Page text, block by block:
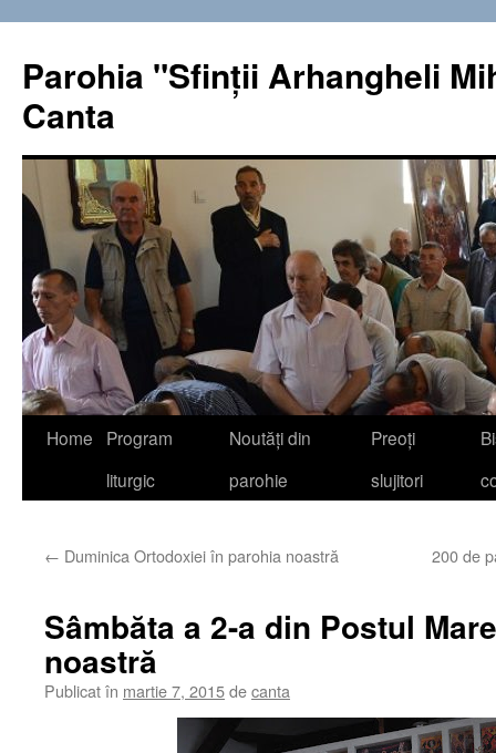
conținut
Parohia "Sfinţii Arhangheli
Canta
Home
Program
liturgic
Noutăţi din
parohie
Preoţi
slujitori
← Duminica Ortodoxiei în parohia noastră 200 de
Sâmbăta a 2-a din Postul
noastră
Publicat în martie 7, 2015decanta